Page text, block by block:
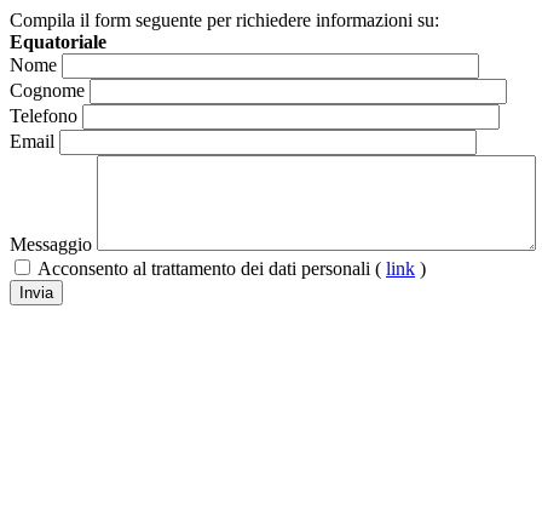
Compila il form seguente per richiedere informazioni su:
Equatoriale
Nome
Cognome
Telefono
Email
Messaggio
Acconsento al trattamento dei dati personali ( link )
Invia